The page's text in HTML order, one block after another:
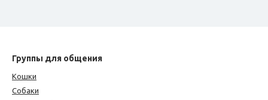
Группы для общения
Кошки
Собаки